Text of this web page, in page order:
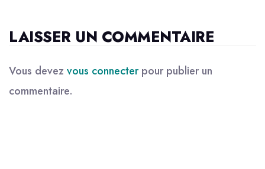
LAISSER UN COMMENTAIRE
Vous devez vous connecterpour publier un
commentaire.